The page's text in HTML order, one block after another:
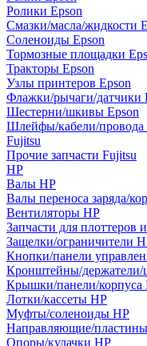
Ролики Epson
Смазки/масла/жидкости
Соленоиды Epson
Тормозные площадки
Тракторы Epson
Узлы принтеров Epson
Флажки/рычаги/датчики
Шестерни/шкивы Epson
Шлейфы/кабели/провода
Fujitsu
Прочие запчасти Fujitsu
HP
Валы HP
Валы переноса заряда/
Вентиляторы HP
Запчасти для
Защелки/ограничители
Кнопки/панели
Кронштейны/
Крышки/панели/корпуса
Лотки/кассеты HP
Муфты/соленоиды HP
Направляющие/
Опоры/кулачки HP